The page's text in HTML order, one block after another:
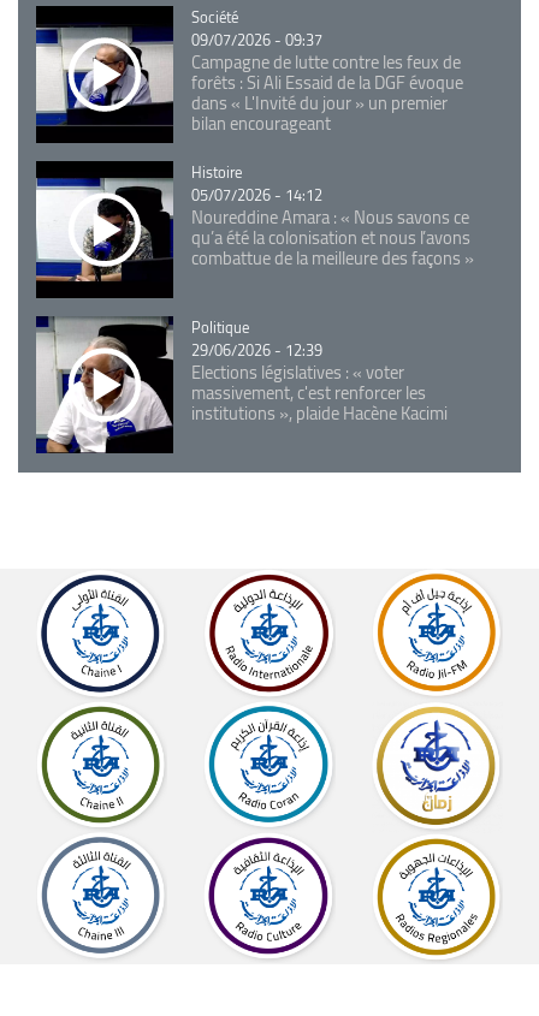
Catégorie
Société
09/07/2026 - 09:37
Campagne de lutte contre les feux de
forêts : Si Ali Essaid de la DGF évoque
dans « L'Invité du jour » un premier
bilan encourageant
Catégorie
Histoire
05/07/2026 - 14:12
Noureddine Amara : « Nous savons ce
qu’a été la colonisation et nous l’avons
combattue de la meilleure des façons »
Catégorie
Politique
29/06/2026 - 12:39
Elections législatives : « voter
massivement, c'est renforcer les
institutions », plaide Hacène Kacimi